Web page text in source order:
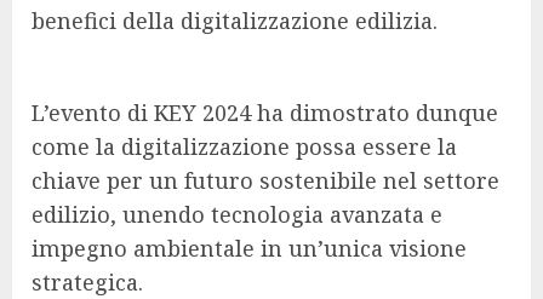
benefici della digitalizzazione edilizia.
L’evento di KEY 2024 ha dimostrato dunque
come la digitalizzazione possa essere la
chiave per un futuro sostenibile nel settore
edilizio, unendo tecnologia avanzata e
impegno ambientale in un’unica visione
strategica.